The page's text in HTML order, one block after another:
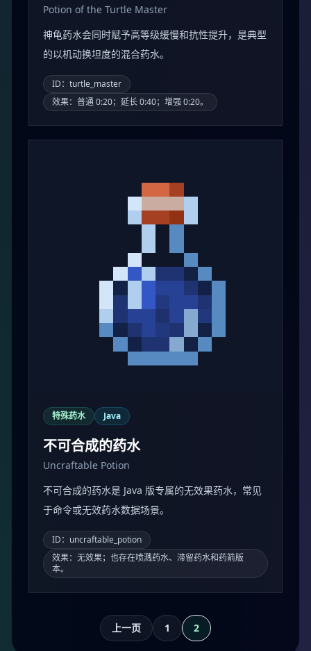
Potion of the Turtle Master
神龟药水会同时赋予高等级缓慢和抗性提升，是典型
的以机动换坦度的混合药水。
ID：turtle_master
效果：普通 0:20；延长 0:40；增强 0:20。
特殊药水 Java
不可合成的药水
Uncraftable Potion
不可合成的药水是 Java 版专属的无效果药水，常见
于命令或无效药水数据场景。
ID：uncraftable_potion
效果：无效果；也存在喷溅药水、滞留药水和药箭版
本。
上一页 1 2